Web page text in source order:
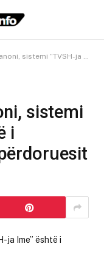
ja Ime” është i disponueshëm për përdoruesit
sistemi
i